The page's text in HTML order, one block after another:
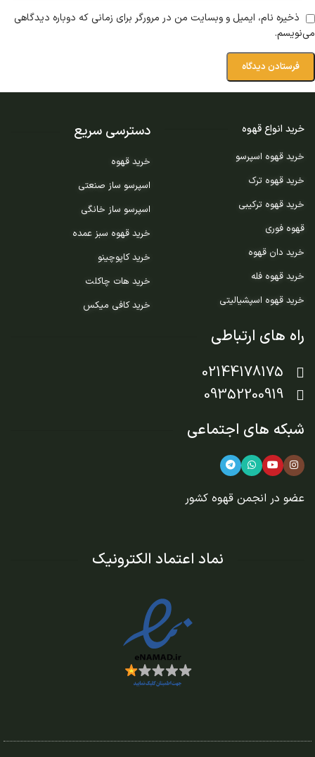
ذخیره نام، ایمیل و وبسایت من در مرورگر برای زمانی که دوباره دیدگاهی
می‌نویسم.
خرید انواع قهوه
خرید قهوه اسپرسو
خرید قهوه ترک
خرید قهوه ترکیبی
قهوه فوری
خرید دان قهوه
خرید قهوه فله
خرید قهوه اسپشیالیتی
دسترسی سریع
خرید قهوه
اسپرسو ساز صنعتی
اسپرسو ساز خانگی
خرید قهوه سبز عمده
خرید کاپوچینو
خرید هات چاکلت
خرید کافی میکس
راه های ارتباطی
02144178175
09352200919
شبکه های اجتماعی
عضو در انجمن قهوه کشور
نماد اعتماد الکترونیک